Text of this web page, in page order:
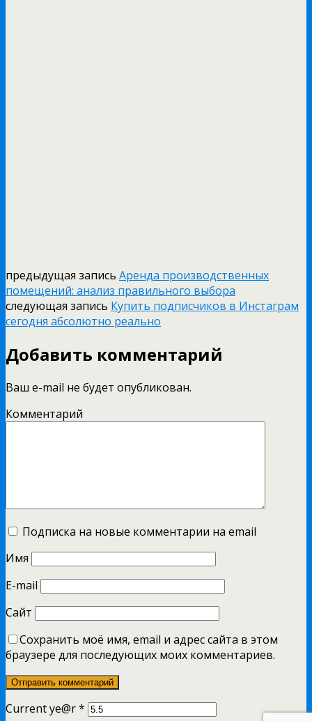
предыдущая запись Аренда производственных
помещений: анализ правильного выбора
следующая запись Купить подписчиков в Инстаграм
сегодня абсолютно реально
Добавить комментарий
Ваш e-mail не будет опубликован.
Комментарий
Подписка на новые комментарии на email
Имя
E-mail
Сайт
Сохранить моё имя, email и адрес сайта в этом
браузере для последующих моих комментариев.
Current ye@r*